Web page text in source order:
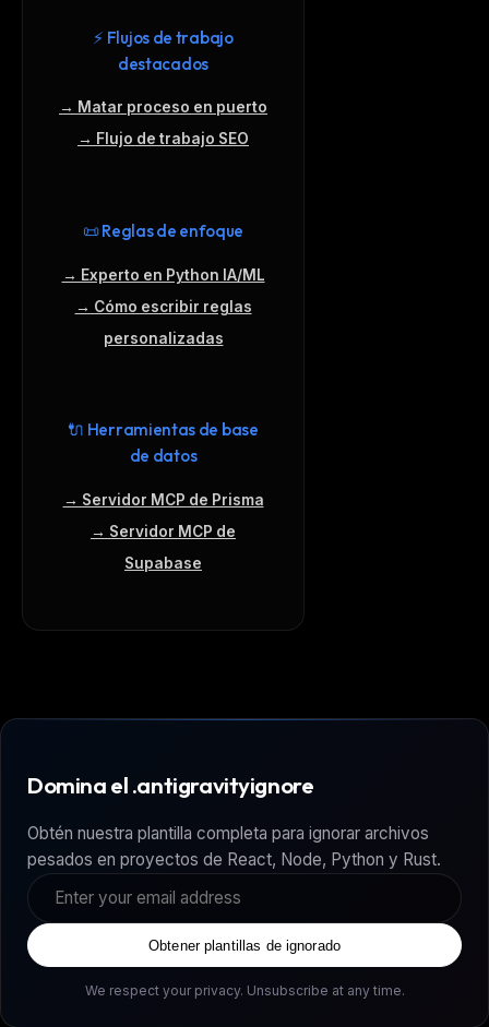
⚡ Flujos de trabajo
destacados
→ Matar proceso en puerto
→ Flujo de trabajo SEO
📜 Reglas de enfoque
→ Experto en Python IA/ML
→ Cómo escribir reglas
personalizadas
🔌 Herramientas de base
de datos
→ Servidor MCP de Prisma
→ Servidor MCP de
Supabase
Domina el .antigravityignore
Obtén nuestra plantilla completa para ignorar archivos
pesados en proyectos de React, Node, Python y Rust.
Obtener plantillas de ignorado
We respect your privacy. Unsubscribe at any time.